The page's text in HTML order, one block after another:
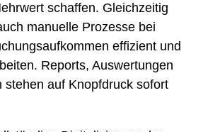
schaffen. Gleichzeitig
manuelle Prozesse bei
effizient und
Reports, Auswertungen
stehen auf Knopfdruck sofort